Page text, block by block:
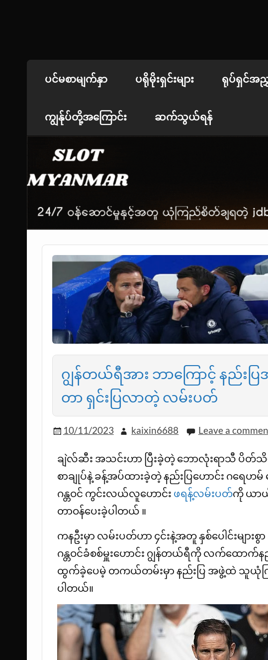
jdbKX News
ပင်မစာမျက်နှာ ပရိုမိုးရှင်းများ ရုပ်ရှင်အညွှ
ကျွန်ုပ်တို့အကြောင်း ဆက်သွယ်ရန်
ဂျွန်တယ်ရီအား ဘာကြောင့် နည်းပ
တာ ရှင်းပြလာတဲ့ လမ်းပတ်
10/11/2023 kaixin6688 Leave a
ချဲလ်ဆီး အသင်းဟာ ပြီးခဲ့တဲ့ ဘောလုံးရာသီ ပိတ်သိ
စာချုပ်နဲ့ ခန့်အပ်ထားခဲ့တဲ့ နည်းပြဟောင်း ဂရေ
ဂန္တဝင် ကွင်းလယ်လူဟောင်း ဖရန့်လမ်းပတ်ကို ယာယီ
တာဝန်ပေးခဲ့ပါတယ် ။
ကနဦးမှာ လမ်းပတ်ဟာ ၄င်းနဲ့အတူ နှစ်ပေါင်းများ
ဂန္တဝင်ခံစစ်မှူးဟောင်း ဂျွန်တယ်ရီကို လက်ထောက်
ထွက်ခဲ့ပေမဲ့ တကယ်တမ်းမှာ နည်းပြ အဖွဲ့ထဲ သူယုံ
ပါတယ်။